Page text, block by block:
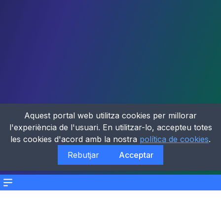
Menu
Aquest portal web utilitza cookies per millorar
l'experiència de l'usuari. En utilitzar-lo, accepteu totes
les cookies d'acord amb la nostra política de cookies.
Rebutjar
Acceptar